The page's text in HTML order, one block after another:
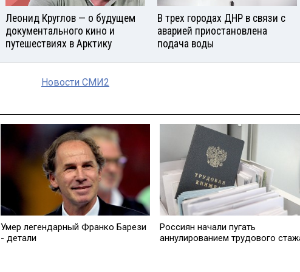
Леонид Круглов — о будущем
документального кино и
путешествиях в Арктику
В трех городах ДНР в связи с
аварией приостановлена
подача воды
Новости СМИ2
Умер легендарный Франко Барези
- детали
Россиян начали пугать
аннулированием трудового